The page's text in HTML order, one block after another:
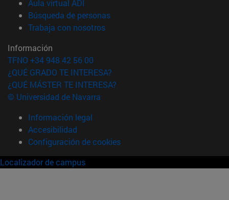
Aula virtual ADI
Búsqueda de personas(abre en nueva ventana)
Trabaja con nosotros(abre en nueva ventana)
Información
TFNO +34 948 42 56 00
¿QUÉ GRADO TE INTERESA?
¿QUÉ MÁSTER TE INTERESA?
© Universidad de Navarra
Información legal
Accesibilidad
Configuración de cookies
Localizador de campus